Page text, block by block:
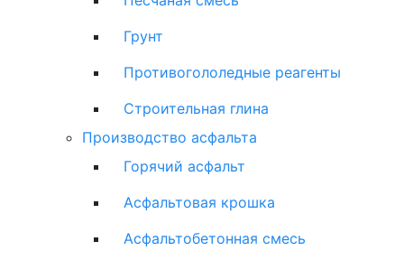
Грунт
Противогололедные реагенты
Строительная глина
Производство асфальта
Горячий асфальт
Асфальтовая крошка
Асфальтобетонная смесь